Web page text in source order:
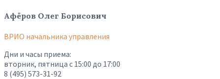
Афёров Олег Борисович
ВРИО начальника управления
Дни и часы приема:
вторник, пятница с 15:00 до 17:00
8 (495) 573-31-92